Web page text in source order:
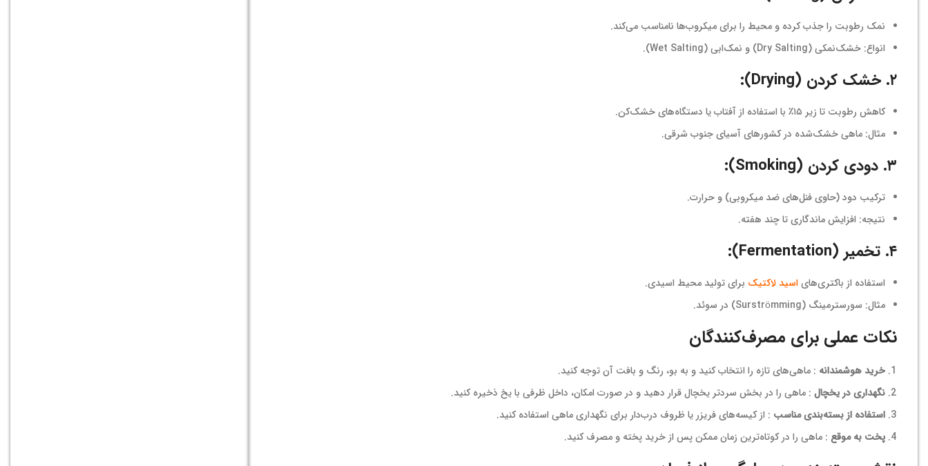
نمک رطوبت را جذب کرده و محیط را برای میکروب‌ها نامناسب می‌کند.
انواع: خشک‌نمکی (Dry Salting) و نمک‌ابی (Wet Salting).
۲. خشک کردن (Drying):
کاهش رطوبت تا زیر ۱۵٪ با استفاده از آفتاب یا دستگاه‌های خشک‌کن.
مثال: ماهی خشک‌شده در کشورهای آسیای جنوب شرقی.
۳. دودی کردن (Smoking):
ترکیب دود (حاوی فنل‌های ضد میکروبی) و حرارت.
نتیجه: افزایش ماندگاری تا چند هفته.
۴. تخمیر (Fermentation):
استفاده از باکتری‌هایاسید لاکتیک برای تولید محیط اسیدی.
مثال: سورسترمینگ (Surströmming) در سوئد.
نکات عملی برای مصرف‌کنندگان
خرید هوشمندانه : ماهی‌های تازه را انتخاب کنید و به بو، رنگ و بافت آن توجه کنید.
نگهداری در یخچال : ماهی را در بخش سردتر یخچال قرار دهید و در صورت امکان، داخل ظرفی با یخ ذخیره کنید.
استفاده از بسته‌بندی مناسب : از کیسه‌های فریزر یا ظروف درب‌دار برای نگهداری ماهی استفاده کنید.
پخت به موقع : ماهی را در کوتاه‌ترین زمان ممکن پس از خرید پخته و مصرف کنید.